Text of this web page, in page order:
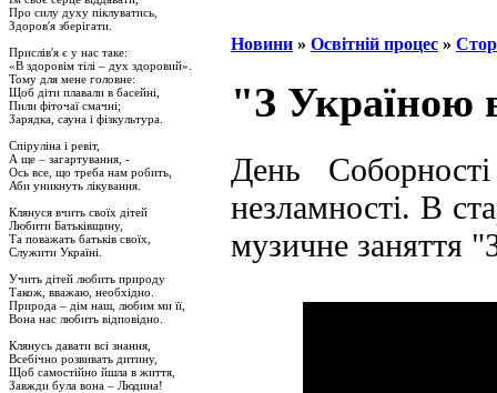
Про силу духу піклуватись,
Здоров′я зберігати.
Прислів′я є у нас таке:
«В здоровім тілі – дух здоровий».
Тому для мене головне:
Щоб діти плавали в басейні,
Пили фіточаї смачні;
Зарядка, сауна і фізкультура.
Спіруліна і ревіт,
А ще – загартування, -
Ось все, що треба нам робить,
Аби уникнуть лікування.
Клянуся вчить своїх дітей
Любити Батьківщину,
Та поважать батьків своїх,
Служити Україні.
Учить дітей любить природу
Також, вважаю, необхідно.
Природа – дім наш, любим ми її,
Вона нас любить відповідно.
Клянусь давати всі знання,
Всебічно розвивать дитину,
Щоб самостійно йшла в життя,
Завжди була вона – Людина!
Новини » Освітній процес »
"З Україною
День
незламності. В
музичне заняття